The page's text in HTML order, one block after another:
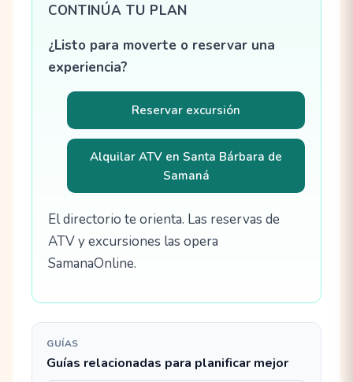
CONTINÚA TU PLAN
¿Listo para moverte o reservar una
experiencia?
Reservar excursión
Alquilar ATV en Santa Bárbara de
Samaná
El directorio te orienta. Las reservas de
ATV y excursiones las opera
SamanaOnline.
GUÍAS
Guías relacionadas para planificar mejor